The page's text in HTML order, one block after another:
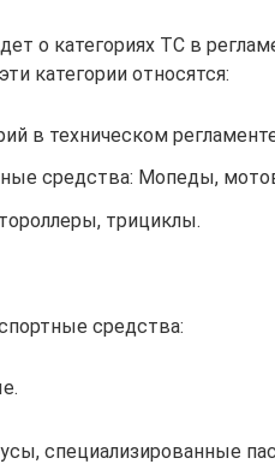
о категориях ТС в
категории относятся:
в техническом
средства: Мопеды,
трициклы.
средства:
специализированные